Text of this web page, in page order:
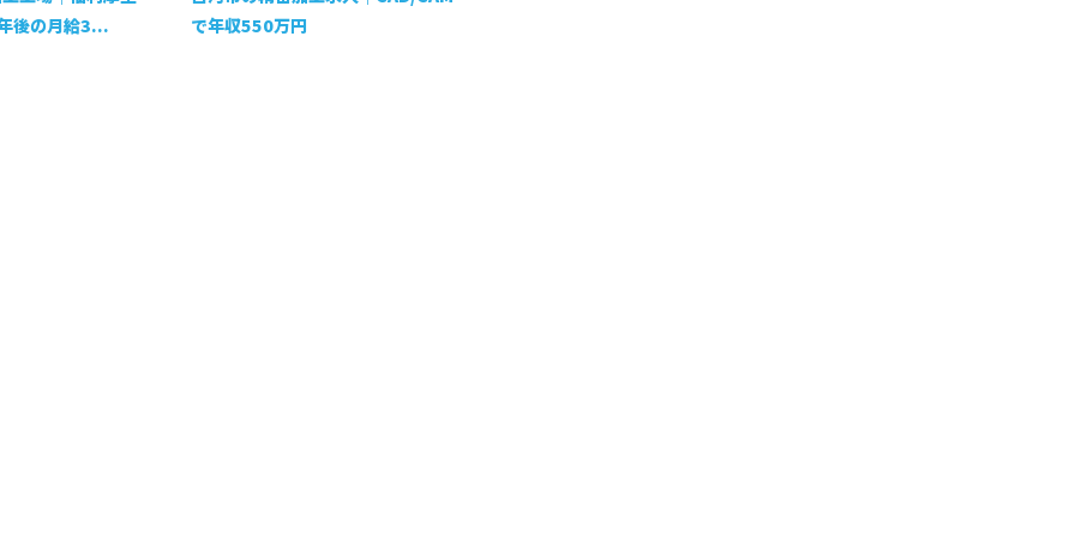
後の月給3...
で年収550万円